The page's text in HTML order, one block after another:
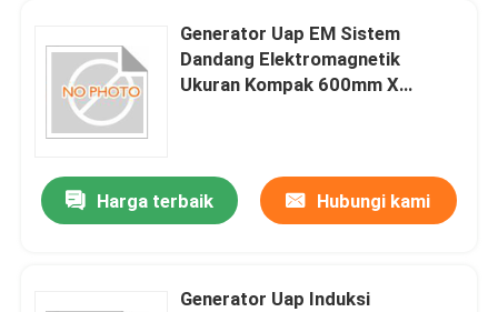
Generator Uap EM Sistem
Dandang Elektromagnetik
Ukuran Kompak 600mm X
Harga terbaik Hubungi kami
Generator Uap Induksi